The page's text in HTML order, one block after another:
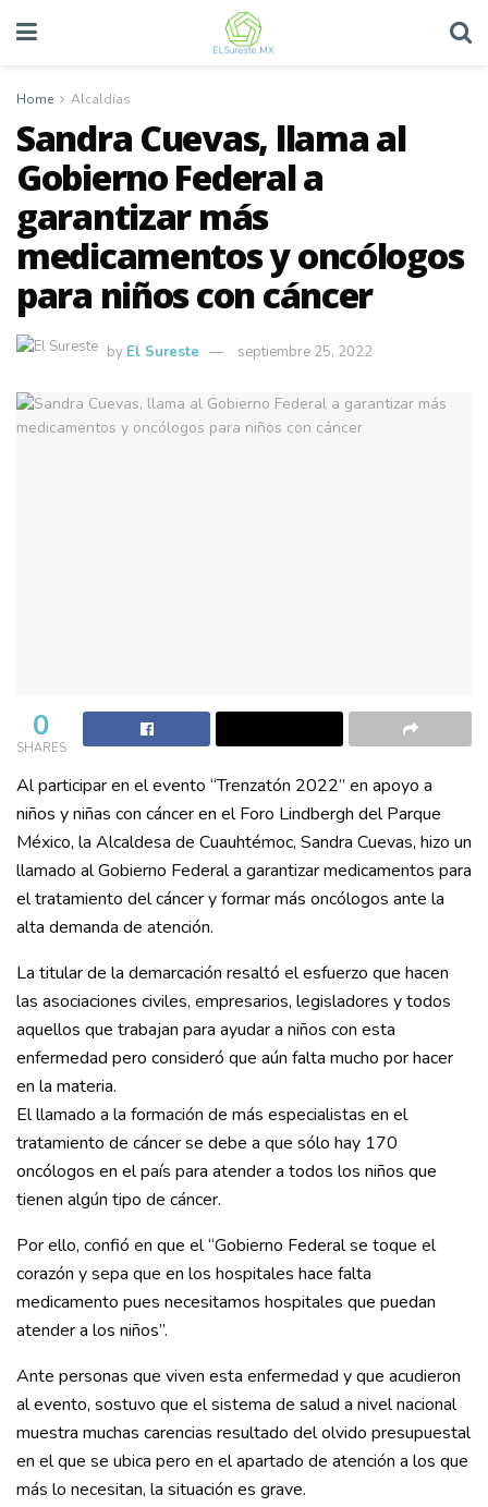
Home Alcaldías
Sandra Cuevas, llama al
Gobierno Federal a
garantizar más
medicamentos y oncólogos
para niños con cáncer
by El Sureste septiembre 25, 2022
0
SHARES
Al participar en el evento “Trenzatón 2022” en apoyo a
niños y niñas con cáncer en el Foro Lindbergh del Parque
México, la Alcaldesa de Cuauhtémoc, Sandra Cuevas, hizo un
llamado al Gobierno Federal a garantizar medicamentos para
el tratamiento del cáncer y formar más oncólogos ante la
alta demanda de atención.
La titular de la demarcación resaltó el esfuerzo que hacen
las asociaciones civiles, empresarios, legisladores y todos
aquellos que trabajan para ayudar a niños con esta
enfermedad pero consideró que aún falta mucho por hacer
en la materia.
El llamado a la formación de más especialistas en el
tratamiento de cáncer se debe a que sólo hay 170
oncólogos en el país para atender a todos los niños que
tienen algún tipo de cáncer.
Por ello, confió en que el “Gobierno Federal se toque el
corazón y sepa que en los hospitales hace falta
medicamento pues necesitamos hospitales que puedan
atender a los niños”.
Ante personas que viven esta enfermedad y que acudieron
al evento, sostuvo que el sistema de salud a nivel nacional
muestra muchas carencias resultado del olvido presupuestal
en el que se ubica pero en el apartado de atención a los que
más lo necesitan, la situación es grave.